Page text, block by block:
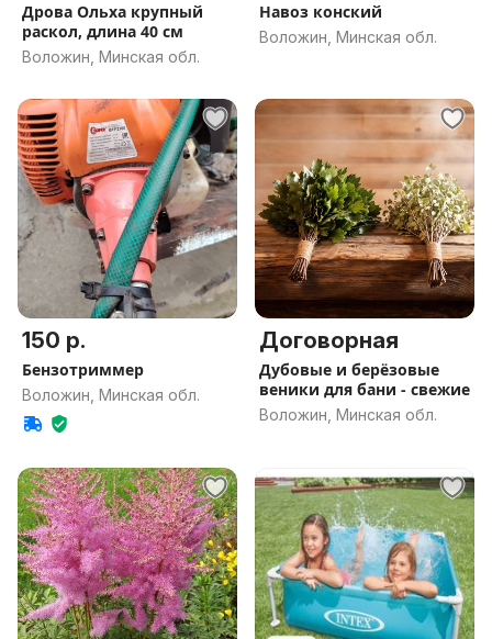
Дрова Ольха крупный
раскол, длина 40 см
Воложин, Минская обл.
Навоз конский
Воложин, Минская обл.
150 р.
Бензотриммер
Воложин, Минская обл.
Договорная
Дубовые и берёзовые
веники для бани - свежие
Воложин, Минская обл.